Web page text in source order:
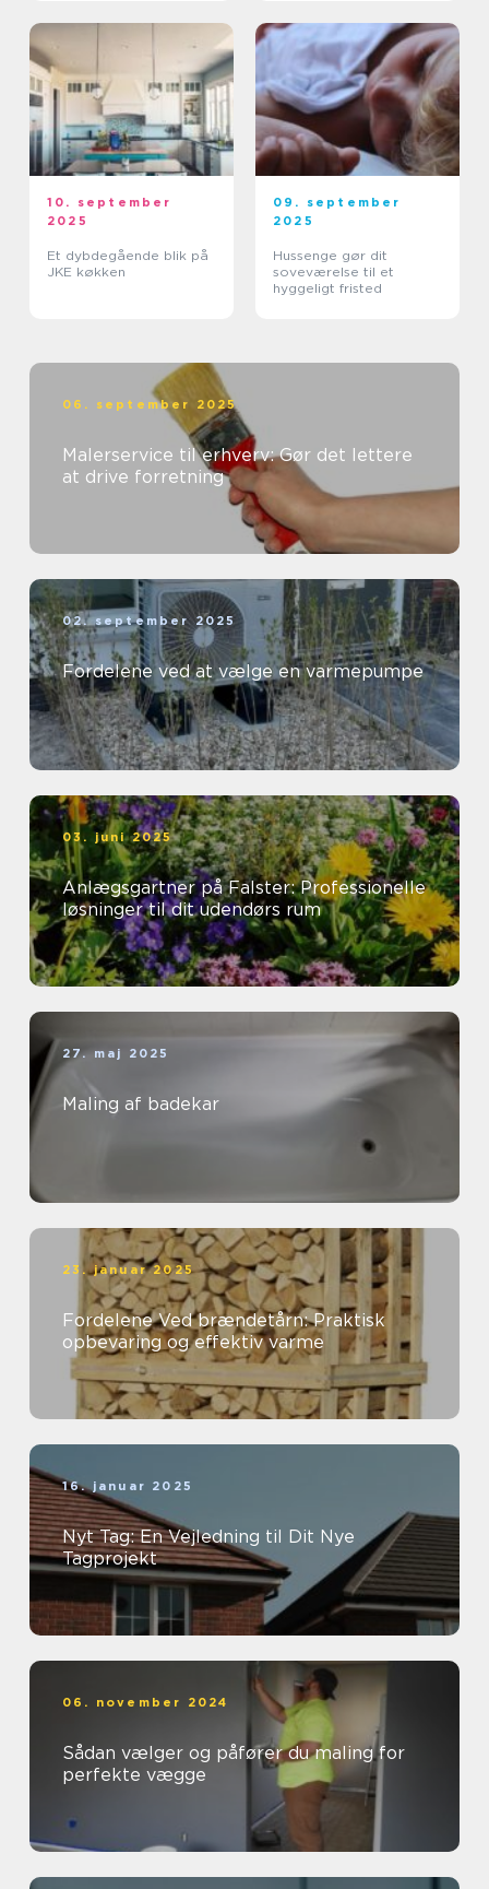
10. september
2025
Et dybdegående blik på
JKE køkken
09. september
2025
Hussenge gør dit
soveværelse til et
hyggeligt fristed
06. september 2025
Malerservice til erhverv: Gør det lettere
at drive forretning
02. september 2025
Fordelene ved at vælge en varmepumpe
03. juni 2025
Anlægsgartner på Falster: Professionelle
løsninger til dit udendørs rum
27. maj 2025
Maling af badekar
23. januar 2025
Fordelene Ved brændetårn: Praktisk
opbevaring og effektiv varme
16. januar 2025
Nyt Tag: En Vejledning til Dit Nye
Tagprojekt
06. november 2024
Sådan vælger og påfører du maling for
perfekte vægge